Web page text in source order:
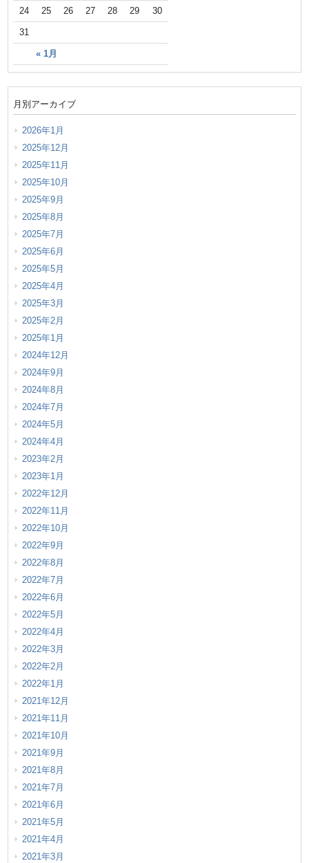
« 1月
24 25 26 27 28 29 30
31
月別アーカイブ
2026年1月
2025年12月
2025年11月
2025年10月
2025年9月
2025年8月
2025年7月
2025年6月
2025年5月
2025年4月
2025年3月
2025年2月
2025年1月
2024年12月
2024年9月
2024年8月
2024年7月
2024年5月
2024年4月
2023年2月
2023年1月
2022年12月
2022年11月
2022年10月
2022年9月
2022年8月
2022年7月
2022年6月
2022年5月
2022年4月
2022年3月
2022年2月
2022年1月
2021年12月
2021年11月
2021年10月
2021年9月
2021年8月
2021年7月
2021年6月
2021年5月
2021年4月
2021年3月